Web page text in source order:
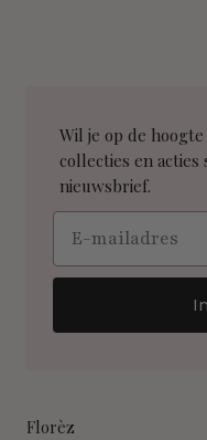
Wil je op de
collecties en acties
nieuwsbrief.
Florèz